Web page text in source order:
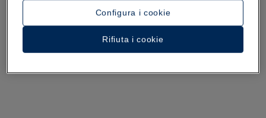
Configura i cookie
Rifiuta i cookie